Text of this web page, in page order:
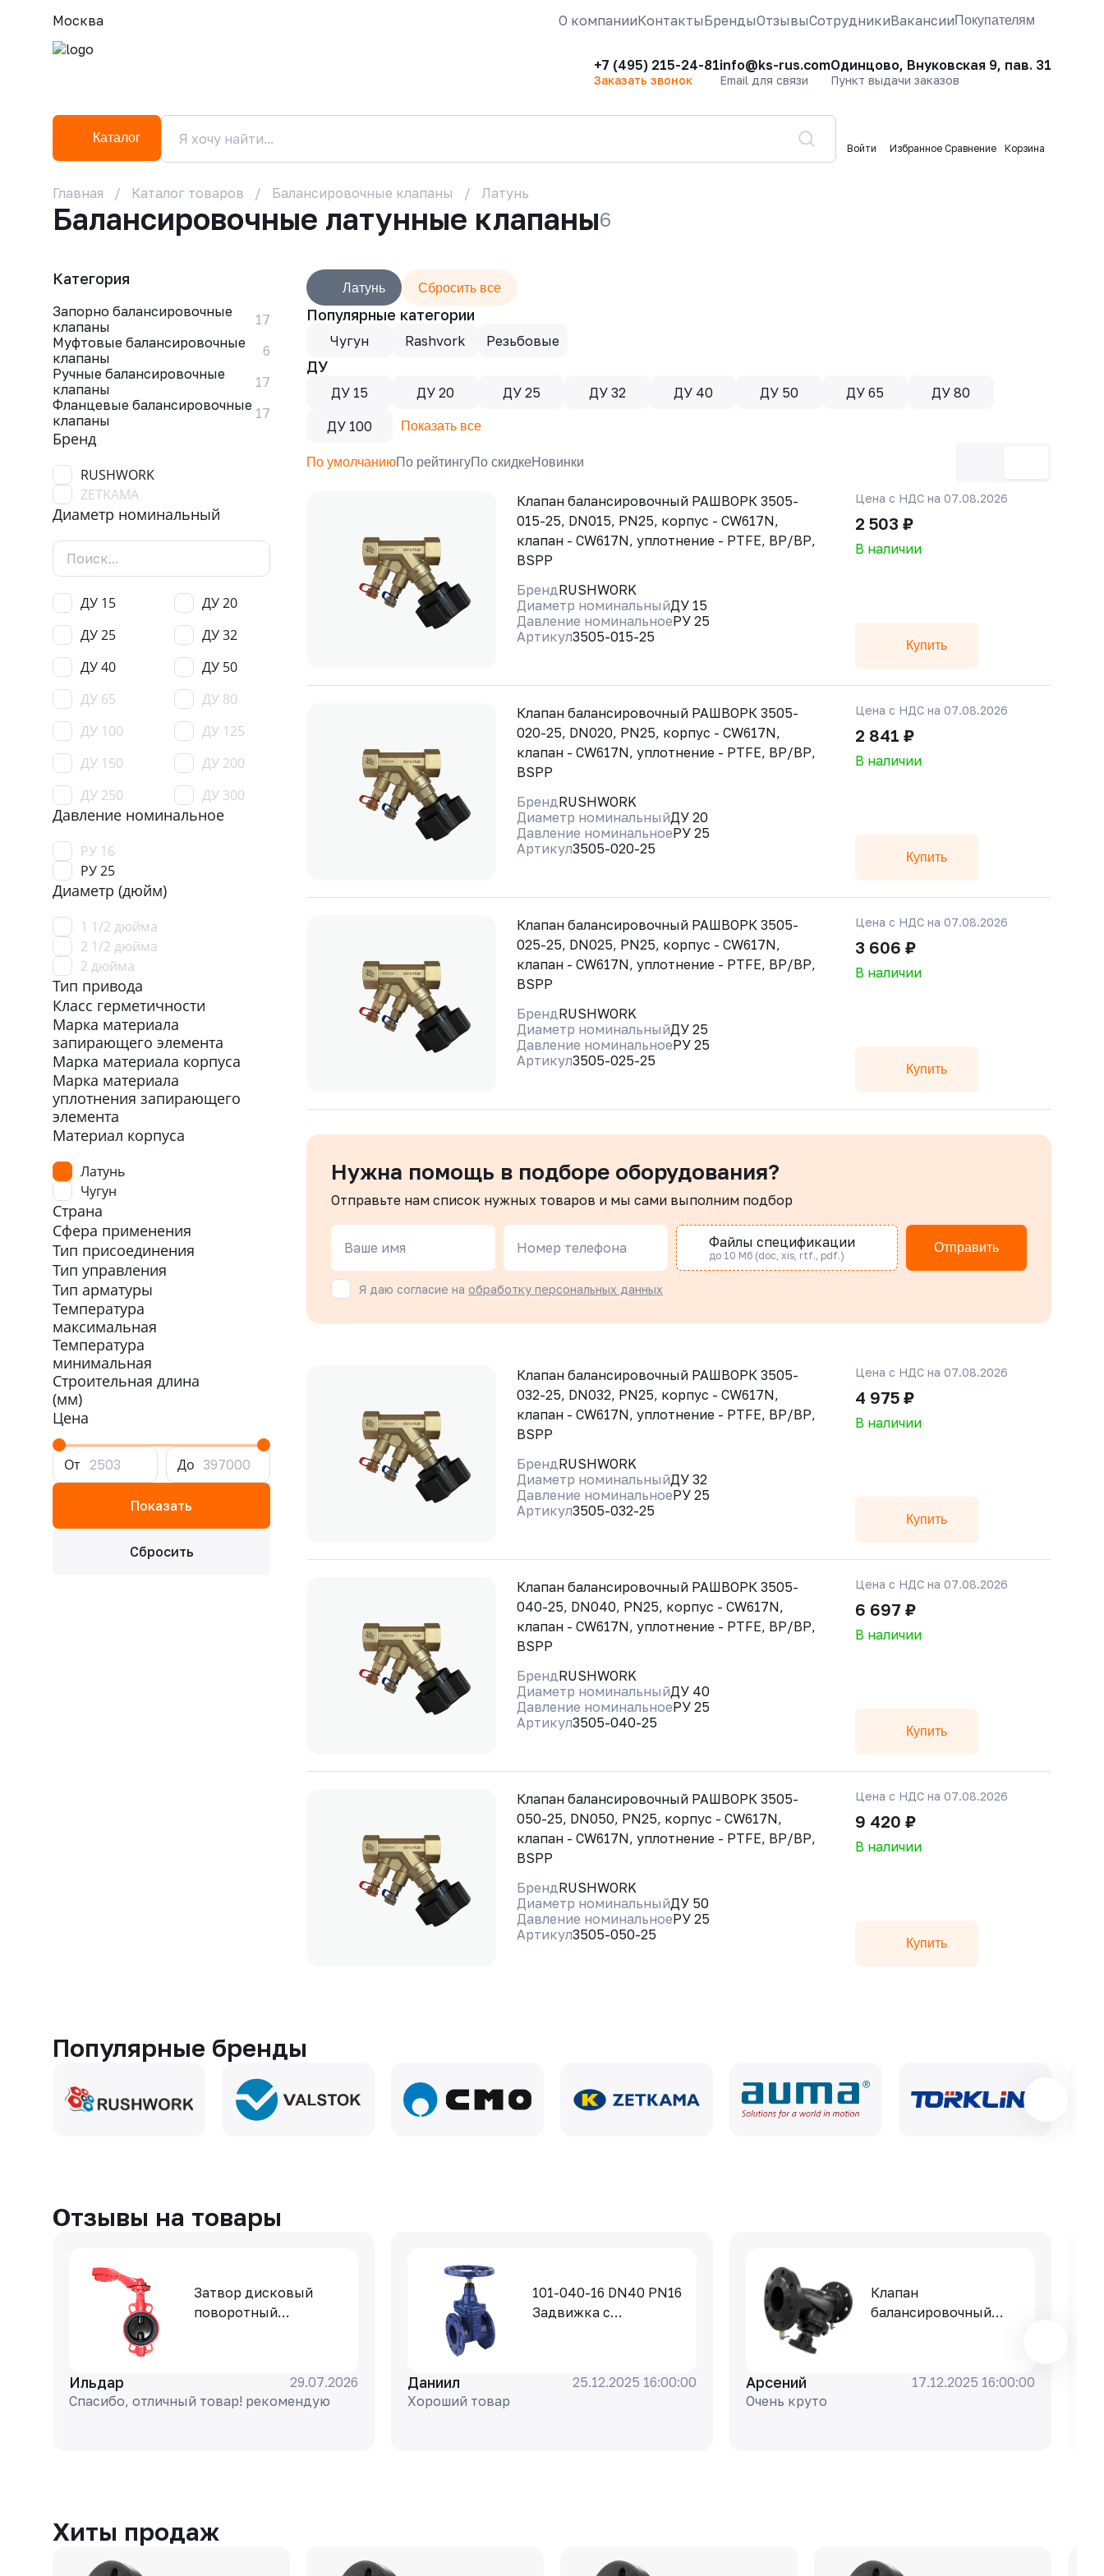
Москва О компанииКонтактыБрендыОтзывыСотрудникиВакансииПокупателям
+7 (495) 215-24-81
Заказать звонок
info@ks-rus.com
Email для связи
Одинцово, Внуковская 9, пав. 31
Пункт выдачи заказов
Каталог
Войти Избранное Сравнение Корзина
Главная Каталог товаров Балансировочные клапаны Латунь
Балансировочные латунные клапаны6
Категория
Запорно балансировочные
клапаны
17
Муфтовые балансировочные
клапаны
6
Ручные балансировочные
клапаны
17
Фланцевые балансировочные
клапаны
17
Бренд
RUSHWORK
ZETKAMA
Диаметр номинальный
ДУ 15
ДУ 20
ДУ 25
ДУ 32
ДУ 40
ДУ 50
ДУ 65
ДУ 80
ДУ 100
ДУ 125
ДУ 150
ДУ 200
ДУ 250
ДУ 300
Давление номинальное
РУ 16
РУ 25
Диаметр (дюйм)
1 1/2 дюйма
2 1/2 дюйма
2 дюйма
Тип привода
Класс герметичности
Марка материала
запирающего элемента
Марка материала корпуса
Марка материала
уплотнения запирающего
элемента
Материал корпуса
Латунь
Чугун
Страна
Сфера применения
Тип присоединения
Тип управления
Тип арматуры
Температура
максимальная
Температура
минимальная
Строительная длина
(мм)
Цена
От До
Латунь Сбросить все
Популярные категории
Чугун Rashvork Резьбовые
ДУ
ДУ 15 ДУ 20 ДУ 25 ДУ 32 ДУ 40 ДУ 50 ДУ 65 ДУ 80
ДУ 100 Показать все
По умолчаниюПо рейтингуПо скидкеНовинки
Клапан балансировочный РАШВОРК 3505-
015-25, DN015, PN25, корпус - CW617N,
клапан - CW617N, уплотнение - PTFE, ВР/ВР,
BSPP
БрендRUSHWORK
Диаметр номинальныйДУ 15
Давление номинальноеРУ 25
Артикул3505-015-25
Цена с НДС на 07.08.2026
2 503 ₽
В наличии
Купить
Клапан балансировочный РАШВОРК 3505-
020-25, DN020, PN25, корпус - CW617N,
клапан - CW617N, уплотнение - PTFE, ВР/ВР,
BSPP
БрендRUSHWORK
Диаметр номинальныйДУ 20
Давление номинальноеРУ 25
Артикул3505-020-25
Цена с НДС на 07.08.2026
2 841 ₽
В наличии
Купить
Клапан балансировочный РАШВОРК 3505-
025-25, DN025, PN25, корпус - CW617N,
клапан - CW617N, уплотнение - PTFE, ВР/ВР,
BSPP
БрендRUSHWORK
Диаметр номинальныйДУ 25
Давление номинальноеРУ 25
Артикул3505-025-25
Цена с НДС на 07.08.2026
3 606 ₽
В наличии
Купить
Нужна помощь в подборе оборудования?
Отправьте нам список нужных товаров и мы сами выполним подбор
Ваше имя Номер телефона Файлы спецификации
до 10 Мб (doc, xis, rtf., pdf.)
Отправить
Я даю согласие на обработку персональных данных
Клапан балансировочный РАШВОРК 3505-
032-25, DN032, PN25, корпус - CW617N,
клапан - CW617N, уплотнение - PTFE, ВР/ВР,
BSPP
БрендRUSHWORK
Диаметр номинальныйДУ 32
Давление номинальноеРУ 25
Артикул3505-032-25
Цена с НДС на 07.08.2026
4 975 ₽
В наличии
Купить
Клапан балансировочный РАШВОРК 3505-
040-25, DN040, PN25, корпус - CW617N,
клапан - CW617N, уплотнение - PTFE, ВР/ВР,
BSPP
БрендRUSHWORK
Диаметр номинальныйДУ 40
Давление номинальноеРУ 25
Артикул3505-040-25
Цена с НДС на 07.08.2026
6 697 ₽
В наличии
Купить
Клапан балансировочный РАШВОРК 3505-
050-25, DN050, PN25, корпус - CW617N,
клапан - CW617N, уплотнение - PTFE, ВР/ВР,
BSPP
БрендRUSHWORK
Диаметр номинальныйДУ 50
Давление номинальноеРУ 25
Артикул3505-050-25
Цена с НДС на 07.08.2026
9 420 ₽
В наличии
Купить
Популярные бренды
Отзывы на товары
Затвор дисковый
поворотный
GJS-400-15 (GGG40),
уплотнение - EPDM,
Ильдар
29.07.2026
Спасибо, отличный товар! рекомендую
101-040-16 DN40 PN16
Задвижка с
EPDM, Tmax=110°C Ф/
Даниил
25.12.2025 16:00:00
Хороший товар
Клапан
балансировочный
(GGG40), клапан -
Арсений
17.12.2025 16:00:00
Очень круто
Хиты продаж